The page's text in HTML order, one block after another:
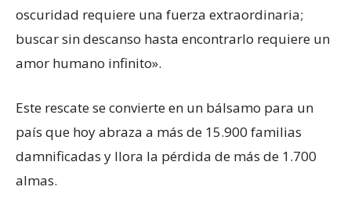
oscuridad requiere una fuerza extraordinaria;
buscar sin descanso hasta encontrarlo requiere un
amor humano infinito».
Este rescate se convierte en un bálsamo para un
país que hoy abraza a más de 15.900 familias
damnificadas y llora la pérdida de más de 1.700
almas.